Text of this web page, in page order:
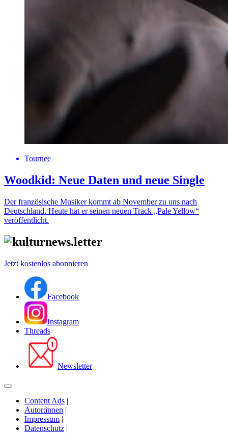
Tournee
Woodkid: Neue Daten und neue Single
Der französische Musiker kommt ab November zu uns nach
Deutschland. Heute hat er seinen neuen Track „Pale Yellow“
veröffentlicht.
Jetzt kostenlos abonnieren
Facebook
Instagram
Threads
Newsletter
Content Ads |
Autor:innen |
Impressum |
Datenschutz |